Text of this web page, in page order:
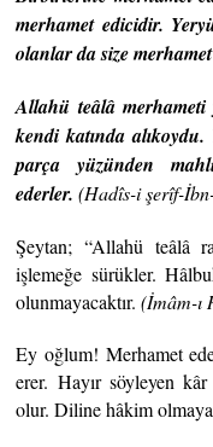
merhamet edicidir.
olanlar da size
Allahü teâlâ merhameti
kendi katında
parça yüzünden
ederler.(Hadîs-i şerîf-
Şeytan; “Allahü teâlâ
işlemeğe sürükler.
olunmayacaktır.(İmâm-ı
Ey oğlum! Merhamet
erer. Hayır söyleyen
olur. Diline hâkim